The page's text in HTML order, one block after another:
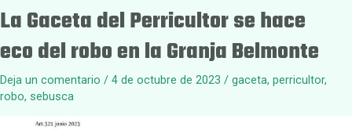
La Gaceta del Perricultor se hace
eco del robo en la Granja Belmonte
Deja un comentario / 4 de octubre de 2023 / gaceta, perricultor,
robo, sebusca